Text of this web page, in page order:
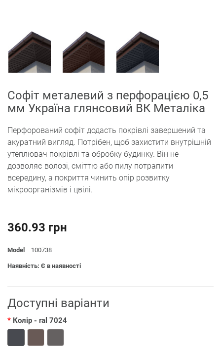
Софіт металевий з перфорацією 0,5
мм Україна глянсовий ВК Металіка
Перфорований софіт додасть покрівлі завершений та
акуратний вигляд. Потрібен, щоб захистити внутрішній
утеплювач покрівлі та обробку будинку. Він не
дозволяє волозі, сміттю або пилу потрапити
всередину, а покриття чинить опір розвитку
мікроорганізмів і цвілі.
360.93 грн
Model 100738
Наявність: Є в наявності
Доступні варіанти
Колір - ral 7024